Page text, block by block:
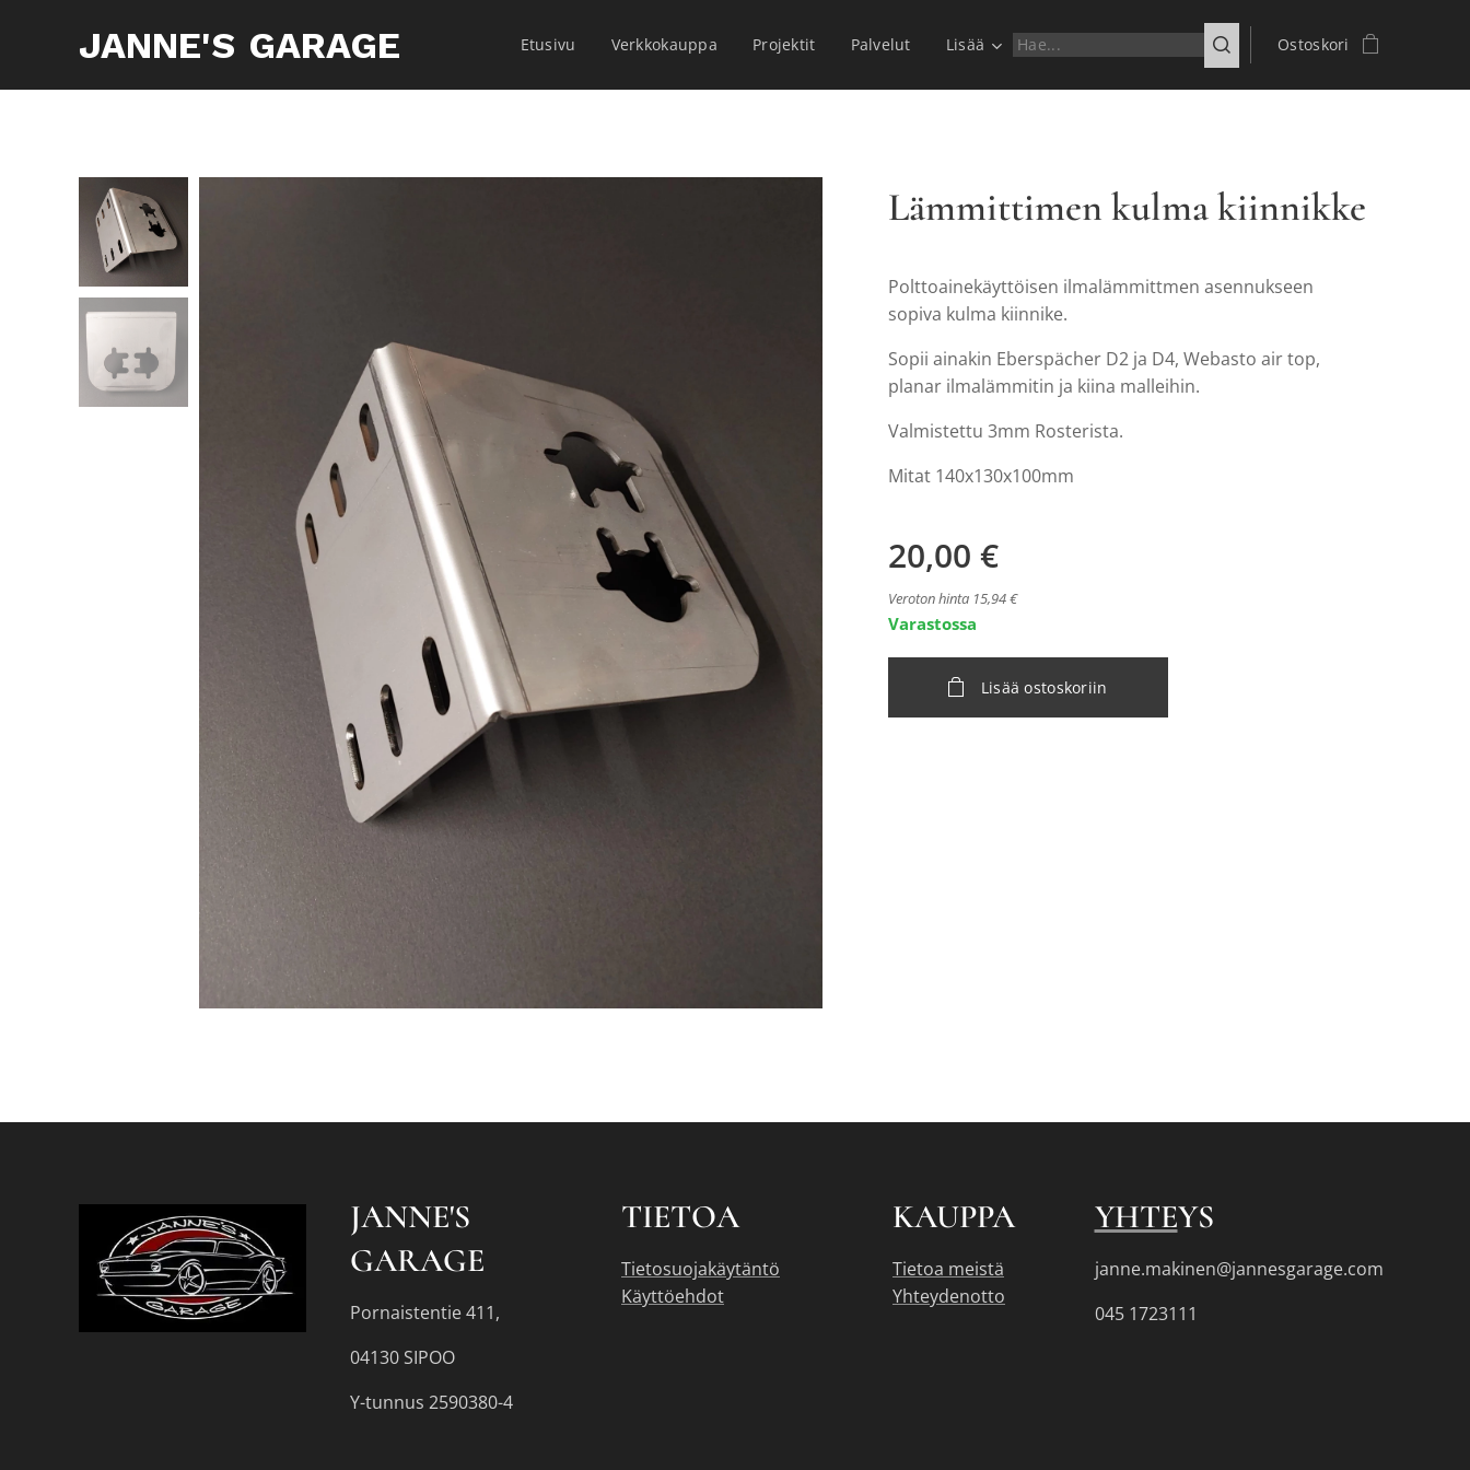
JANNE'S GARAGE Etusivu Verkkokauppa Projektit Palvelut Lisää Ostoskori
Lämmittimen kulma kiinnikke
Polttoainekäyttöisen ilmalämmittmen asennukseen
sopiva kulma kiinnike.
Sopii ainakin Eberspächer D2 ja D4, Webasto air top,
planar ilmalämmitin ja kiina malleihin.
Valmistettu 3mm Rosterista.
Mitat 140x130x100mm
20,00 €
Veroton hinta 15,94 €
Varastossa
Lisää ostoskoriin
JANNE'S
GARAGE
Pornaistentie 411,
04130 SIPOO
Y-tunnus 2590380-4
TIETOA
Tietosuojakäytäntö
Käyttöehdot
KAUPPA
Tietoa meistä
Yhteydenotto
YHTEYS
janne.makinen@jannesgarage.com
045 1723111